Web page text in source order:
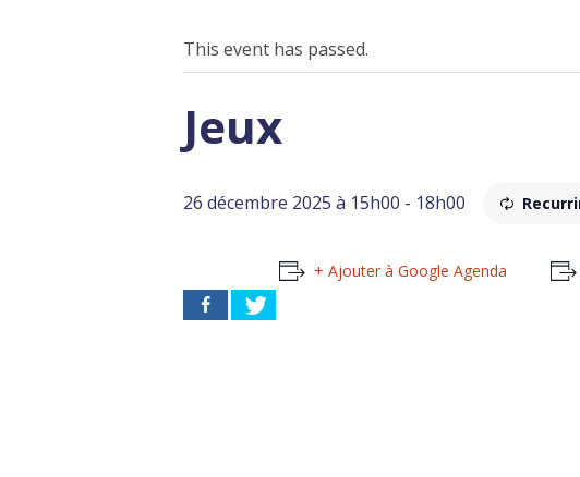
This event has passed.
Jeux
26 décembre 2025 à 15h00 - 18h00
+ Ajouter à Google Agenda